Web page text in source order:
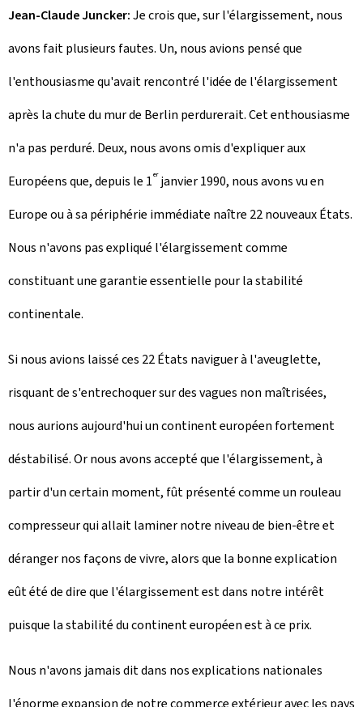
Jean-Claude Juncker:Je crois que, sur l'élargissement, nous
avons fait plusieurs fautes. Un, nous avions pensé que
l'enthousiasme qu'avait rencontré l'idée de l'élargissement
après la chute du mur de Berlin perdurerait. Cet enthousiasme
n'a pas perduré. Deux, nous avons omis d'expliquer aux
Européens que, depuis le 1er janvier 1990, nous avons vu en
Europe ou à sa périphérie immédiate naître 22 nouveaux États.
Nous n'avons pas expliqué l'élargissement comme
constituant une garantie essentielle pour la stabilité
continentale.
Si nous avions laissé ces 22 États naviguer à l'aveuglette,
risquant de s'entrechoquer sur des vagues non maîtrisées,
nous aurions aujourd'hui un continent européen fortement
déstabilisé. Or nous avons accepté que l'élargissement, à
partir d'un certain moment, fût présenté comme un rouleau
compresseur qui allait laminer notre niveau de bien-être et
déranger nos façons de vivre, alors que la bonne explication
eût été de dire que l'élargissement est dans notre intérêt
puisque la stabilité du continent européen est à ce prix.
Nous n'avons jamais dit dans nos explications nationales
l'énorme expansion de notre commerce extérieur avec les pays